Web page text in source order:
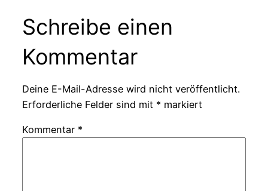
Schreibe einen
Kommentar
Deine E-Mail-Adresse wird nicht veröffentlicht.
Erforderliche Felder sind mit * markiert
Kommentar *